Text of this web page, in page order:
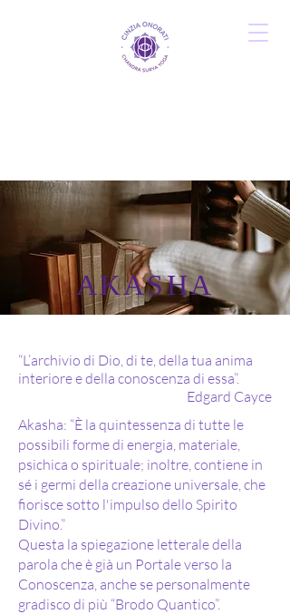
AKASHA
“L’archivio di Dio, di te, della tua anima
interiore e della conoscenza di essa”.
Edgard Cayce
Akasha: “È la quintessenza di tutte le
possibili forme di energia, materiale,
psichica o spirituale; inoltre, contiene in
sé i germi della creazione universale, che
fiorisce sotto l'impulso dello Spirito
Divino.”
Questa la spiegazione letterale della
parola che è già un Portale verso la
Conoscenza, anche se personalmente
gradisco di più “Brodo Quantico”.